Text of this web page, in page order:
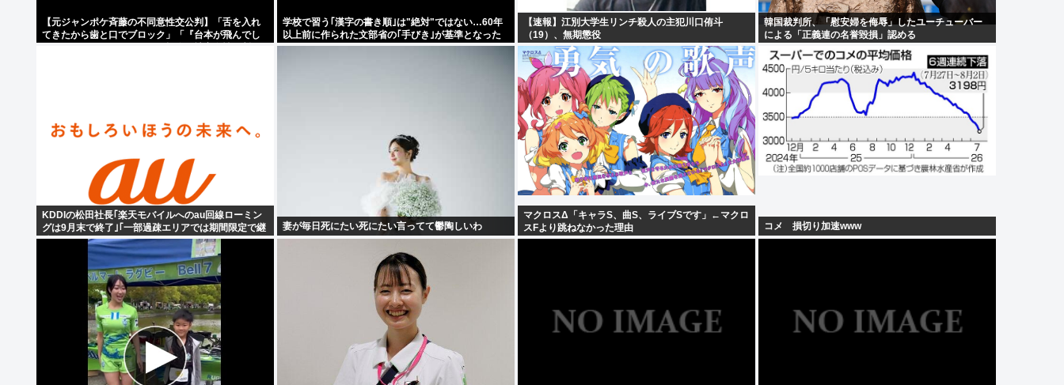
【元ジャンポケ斉藤の不同意性交公判】「舌を入れ
てきたから歯と口でブロック」「『台本が飛んでし
学校で習う｢漢字の書き順｣は"絶対"ではない…60年
以上前に作られた文部省の｢手びき｣が基準となった
ワケ
【速報】江別大学生リンチ殺人の主犯川口侑斗
（19）、無期懲役
韓国裁判所、「慰安婦を侮辱」したユーチューバー
による「正義連の名誉毀損」認める
KDDIの松田社長｢楽天モバイルへのau回線ローミン
グは9月末で終了｣｢一部過疎エリアでは期間限定で継
続｣
妻が毎日死にたい死にたい言ってて鬱陶しいわ
マクロスΔ「キャラS、曲S、ライブSです」←マクロ
スFより跳ねなかった理由
コメ 損切り加速www